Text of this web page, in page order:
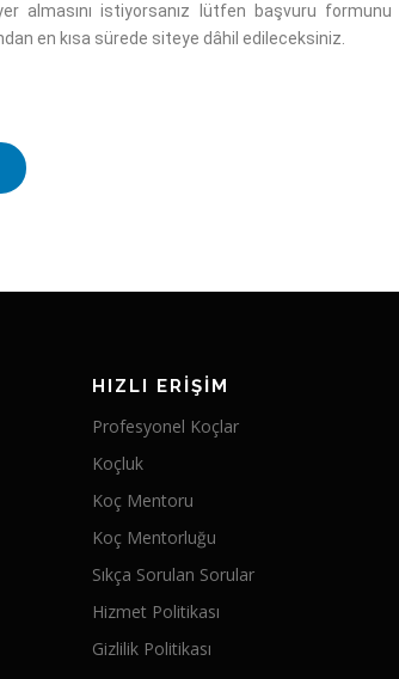
almasını istiyorsanız lütfen başvuru
en kısa sürede siteye dâhil edileceksiniz.
HIZLI ERIŞIM
Profesyonel Koçlar
Koçluk
Koç Mentoru
Koç Mentorluğu
Sıkça Sorulan Sorular
Hizmet Politikası
Gizlilik Politikası